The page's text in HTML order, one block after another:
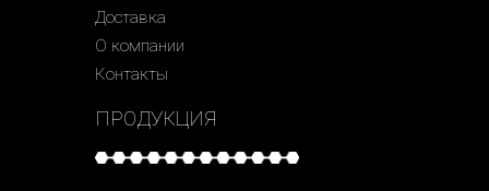
Доставка
О компании
Контакты
ПРОДУКЦИЯ